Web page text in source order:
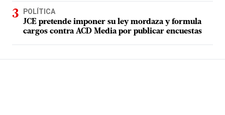
POLÍTICA
JCE pretende imponer su ley mordaza y formula
cargos contra ACD Media por publicar encuestas